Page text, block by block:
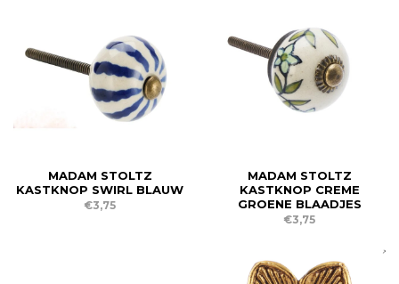
MADAM STOLTZ
KASTKNOP SWIRL BLAUW
€3,75
MADAM STOLTZ
KASTKNOP CREME
GROENE BLAADJES
€3,75